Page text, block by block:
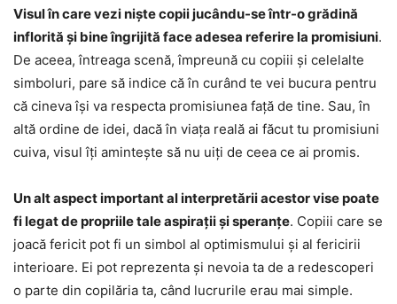
Visul în care vezi niște copii jucându-se într-o grădină
inflorită și bine îngrijită face adesea referire la promisiuni.
De aceea, întreaga scenă, împreună cu copiii și celelalte
simboluri, pare să indice că în curând te vei bucura pentru
că cineva își va respecta promisiunea față de tine. Sau, în
altă ordine de idei, dacă în viața reală ai făcut tu promisiuni
cuiva, visul îți amintește să nu uiți de ceea ce ai promis.
Un alt aspect important al interpretării acestor vise poate
fi legat de propriile tale aspirații și speranțe. Copiii care se
joacă fericit pot fi un simbol al optimismului și al fericirii
interioare. Ei pot reprezenta și nevoia ta de a redescoperi
o parte din copilăria ta, când lucrurile erau mai simple.